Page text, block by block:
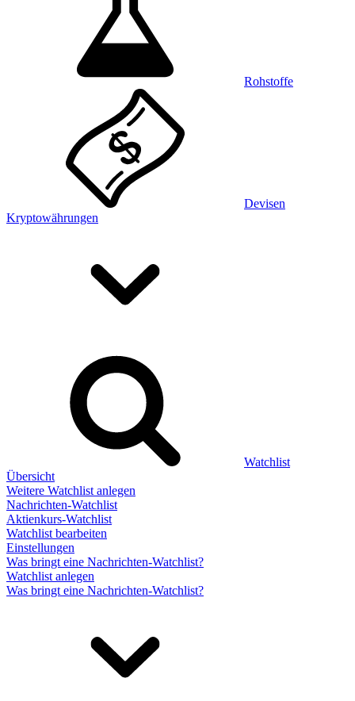
Rohstoffe
Devisen
Kryptowährungen
Watchlist
Übersicht
Weitere Watchlist anlegen
Nachrichten-Watchlist
Aktienkurs-Watchlist
Watchlist bearbeiten
Einstellungen
Was bringt eine Nachrichten-Watchlist?
Watchlist anlegen
Was bringt eine Nachrichten-Watchlist?